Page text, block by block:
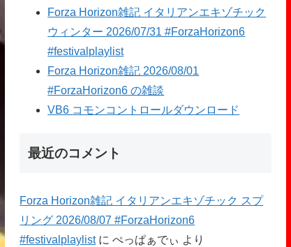
Forza Horizon雑記 イタリアンエキゾチック
ウィンター 2026/07/31 #ForzaHorizon6
#festivalplaylist
Forza Horizon雑記 2026/08/01
#ForzaHorizon6 の雑談
VB6 コモンコントロールダウンロード
最近のコメント
Forza Horizon雑記 イタリアンエキゾチック スプ
リング 2026/08/07 #ForzaHorizon6
#festivalplaylistにぺっぱぁでぃ より